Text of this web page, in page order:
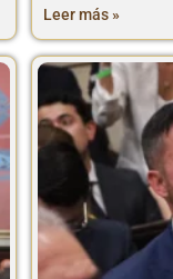
Leer más »